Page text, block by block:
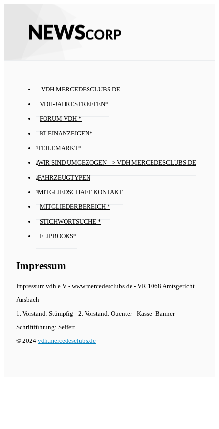
VDH.MERCEDESCLUBS.DE
VDH-JAHRESTREFFEN*
FORUM VDH *
KLEINANZEIGEN*
TEILEMARKT*
WIR SIND UMGEZOGEN --> VDH.MERCEDESCLUBS.DE
FAHRZEUGTYPEN
MITGLIEDSCHAFT KONTAKT
MITGLIEDERBEREICH *
STICHWORTSUCHE *
FLIPBOOKS*
Impressum
Impressum vdh e.V. - www.mercedesclubs.de - VR 1068 Amtsgericht
Ansbach
1. Vorstand: Stümpfig - 2. Vorstand: Quenter - Kasse: Banner -
Schriftführung: Seifert
© 2024 vdh.mercedesclubs.de